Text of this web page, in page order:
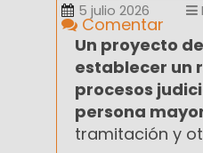
5 julio 2026
Comentar
Un proyecto
establecer un
procesos
persona
tramitación y